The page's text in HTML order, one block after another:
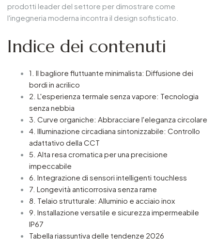
prodotti leader del settore per dimostrare come
l'ingegneria moderna incontra il design sofisticato.
Indice dei contenuti
1. Il bagliore fluttuante minimalista: Diffusione dei
bordi in acrilico
2. L'esperienza termale senza vapore: Tecnologia
senza nebbia
3. Curve organiche: Abbracciare l'eleganza circolare
4. Illuminazione circadiana sintonizzabile: Controllo
adattativo della CCT
5. Alta resa cromatica per una precisione
impeccabile
6. Integrazione di sensori intelligenti touchless
7. Longevità anticorrosiva senza rame
8. Telaio strutturale: Alluminio e acciaio inox
9. Installazione versatile e sicurezza impermeabile
IP67
Tabella riassuntiva delle tendenze 2026